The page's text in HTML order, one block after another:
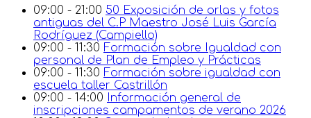
09:00 - 21:00 50 Exposición de orlas y fotos
antiguas del C.P Maestro José Luis García
Rodríguez (Campiello)
09:00 - 11:30 Formación sobre Igualdad con
personal de Plan de Empleo y Prácticas
09:00 - 11:30 Formación sobre igualdad con
escuela taller Castrillón
09:00 - 14:00 Información general de
inscripciones campamentos de verano 2026